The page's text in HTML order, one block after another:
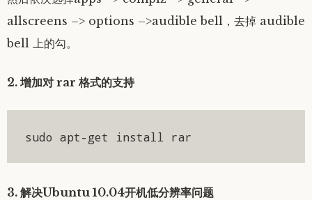
allscreens –> options –>audible bell，去掉 audible
bell 上的勾。
2. 增加对 rar 格式的支持
sudo apt-get install rar
3. 解决Ubuntu 10.04开机低分辨率问题